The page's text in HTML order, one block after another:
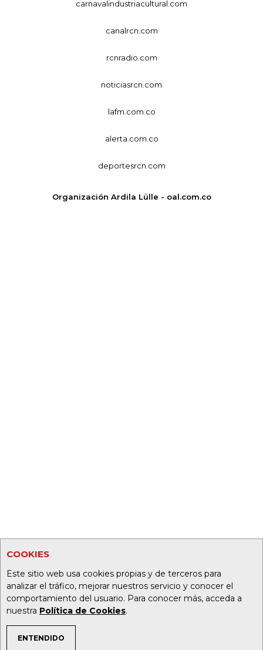
COOKIES
Este sitio web usa cookies propias y de terceros para
analizar el tráfico, mejorar nuestros servicio y conocer el
comportamiento del usuario. Para conocer más, acceda a
nuestra Política de Cookies.
ENTENDIDO
carnavalindustriacultural.com
canalrcn.com
rcnradio.com
noticiasrcn.com
lafm.com.co
alerta.com.co
deportesrcn.com
Organización Ardila Lülle - oal.com.co